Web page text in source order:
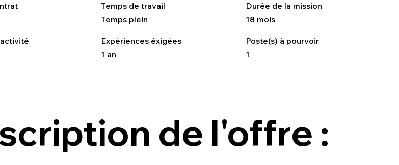
Expériences éxigées
1 an
Poste(s) à pourvoir
1
Temps de travail
Temps plein
Durée de la mission
18 mois
de l'offre :